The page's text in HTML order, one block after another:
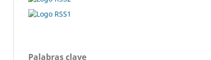
Palabras clave